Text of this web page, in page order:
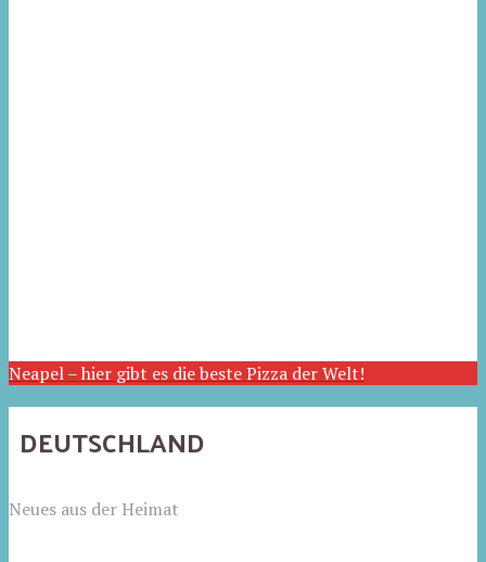
Neapel – hier gibt es die beste Pizza der Welt!
DEUTSCHLAND
Neues aus der Heimat